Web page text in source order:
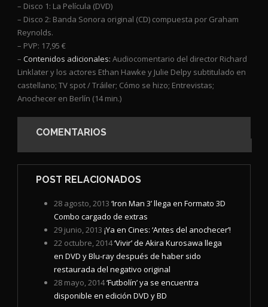
– Disco 1: La Película (DVD)
– Disco 2: Banda Sonora original (CD) compuesta por Graham
Reynolds.
– PVP: 17,95 €
– Contenidos adicionales: Audiocomentario del director Richard
Linklater y los actores Ethan Hawke y Julie Delpy subtitulado en
castellano; TV spot / Tráiler; Cómo se hizo; Entrevistas;
Anochecer en Berlín (14 min.)
COMENTARIOS
POST RELACIONADOS
28 agosto, 2013 ‘Iron Man 3’ llega en Formato 3D
Combo cargado de extras
29 junio, 2013 ¡Ya en Cines: ‘Antes del anochecer’!
22 octubre, 2014‘Vivir’ de Akira Kurosawa llega
en DVD y Blu-ray después de haber sido
restaurada del negativo original
28 mayo, 2014‘Futbolín’ ya se encuentra
disponible en edición DVD y BD